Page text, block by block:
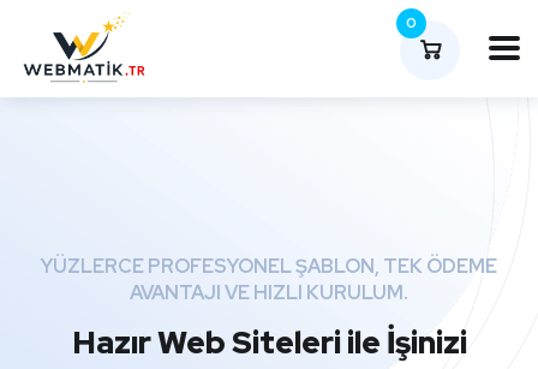
0
YÜZLERCE PROFESYONEL ŞABLON, TEK ÖDEME
AVANTAJI VE HIZLI KURULUM.
Hazır Web Siteleri ile İşinizi